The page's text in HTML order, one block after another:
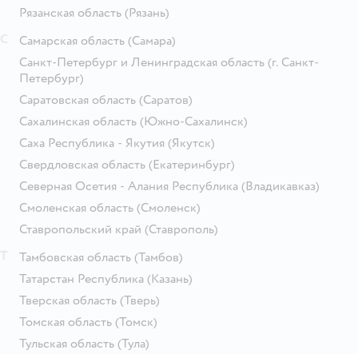
Рязанская область (Рязань)
Самарская область (Самара)
Санкт-Петербург и Ленинградская область (г. Санкт-
Петербург)
Саратовская область (Саратов)
Сахалинская область (Южно-Сахалинск)
Саха Республика - Якутия (Якутск)
Свердловская область (Екатеринбург)
Северная Осетия - Алания Республика (Владикавказ)
Смоленская область (Смоленск)
Ставропольский край (Ставрополь)
Тамбовская область (Тамбов)
Татарстан Республика (Казань)
Тверская область (Тверь)
Томская область (Томск)
Тульская область (Тула)